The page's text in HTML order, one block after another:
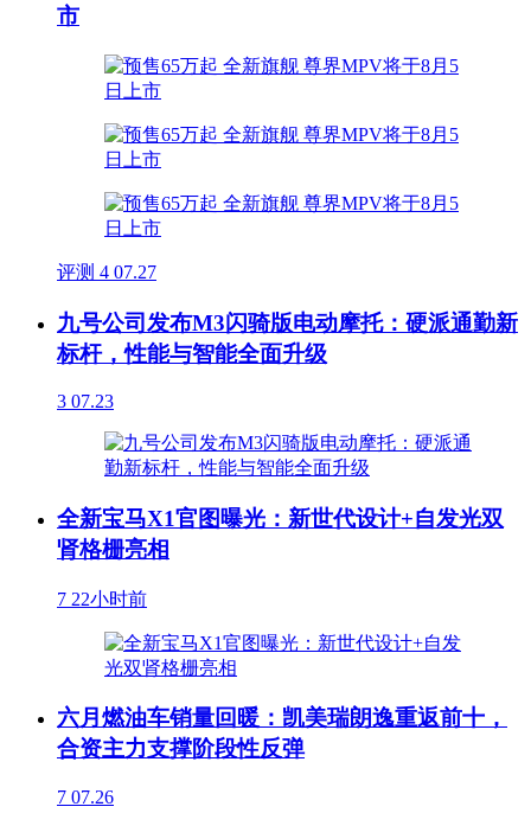
市
评测 4 07.27
九号公司发布M3闪骑版电动摩托：硬派通勤新
标杆，性能与智能全面升级
3 07.23
全新宝马X1官图曝光：新世代设计+自发光双
肾格栅亮相
7 22小时前
六月燃油车销量回暖：凯美瑞朗逸重返前十，
合资主力支撑阶段性反弹
7 07.26